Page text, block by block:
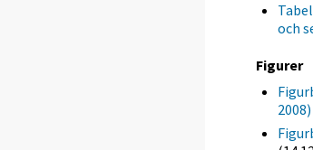
och
Figurer
2008)